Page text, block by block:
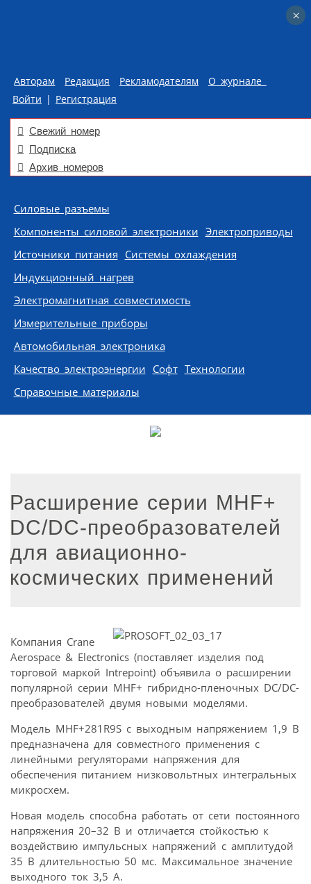
Авторам Редакция Рекламодателям
О журнале
Войти | Регистрация
Свежий номер
Подписка
Архив номеров
Skip to content
Силовые разъемы
Компоненты силовой электроники Электроприводы
Источники питания Системы охлаждения
Индукционный нагрев
Электромагнитная совместимость
Измерительные приборы
Автомобильная электроника
Качество электроэнергии Софт Технологии
Справочные материалы
Расширение серии MHF+
DC/DC-преобразователей
для авиационно-
космических применений
Компания Crane
Aerospace & Electronics (поставляет изделия под
торговой маркой Intrepoint) объявила о расширении
популярной серии MHF+ гибридно-пленочных DC/DC-
преобразователей двумя новыми моделями.
Модель MHF+281R9S с выходным напряжением 1,9 В
предназначена для совместного применения с
линейными регуляторами напряжения для
обеспечения питанием низковольтных интегральных
микросхем.
Новая модель способна работать от сети постоянного
напряжения 20–32 В и отличается стойкостью к
воздействию импульсных напряжений с амплитудой
35 В длительностью 50 мс. Максимальное значение
выходного ток 3,5 A.
×
×